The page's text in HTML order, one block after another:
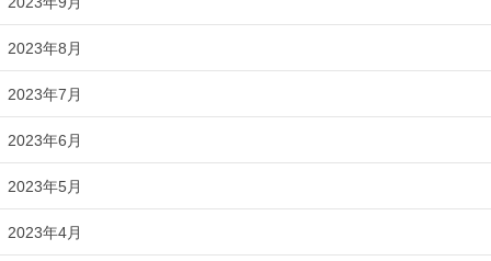
2023年8月
2023年7月
2023年6月
2023年5月
2023年4月